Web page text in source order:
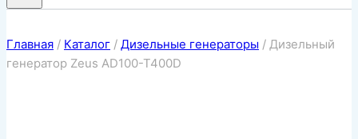
Главная / Каталог / Дизельные генераторы / Дизельный
генератор Zeus AD100-T400D